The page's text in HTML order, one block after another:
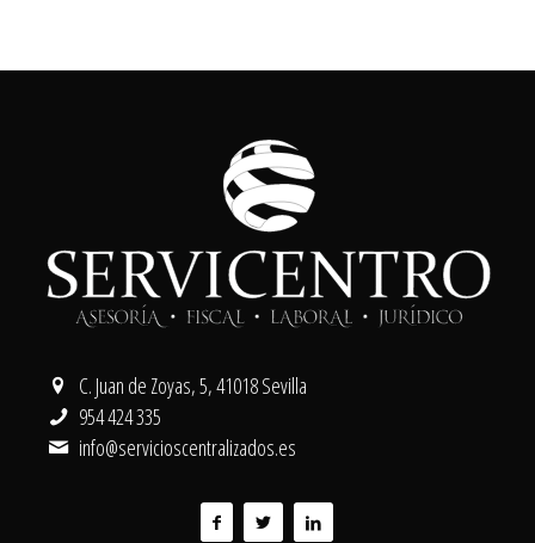
C. Juan de Zoyas, 5, 41018 Sevilla
954 424 335
info@servicioscentralizados.es